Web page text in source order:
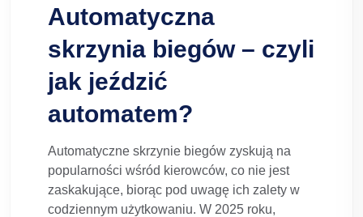
Automatyczna
skrzynia biegów – czyli
jak jeździć
automatem?
Automatyczne skrzynie biegów zyskują na
popularności wśród kierowców, co nie jest
zaskakujące, biorąc pod uwagę ich zalety w
codziennym użytkowaniu. W 2025 roku,